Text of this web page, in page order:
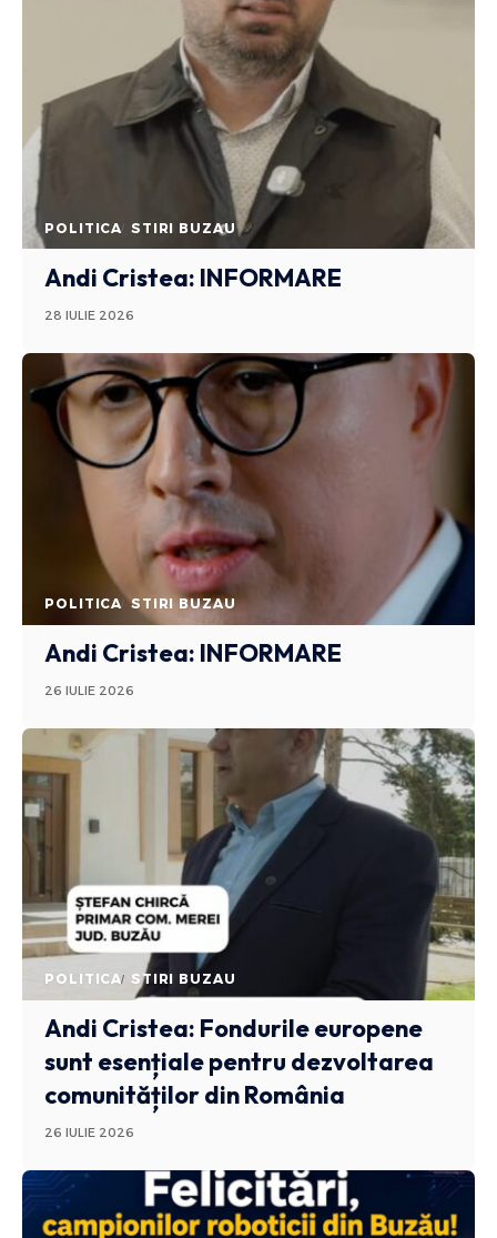
POLITICA STIRI BUZAU
Andi Cristea: INFORMARE
28 IULIE 2026
POLITICA STIRI BUZAU
Andi Cristea: INFORMARE
26 IULIE 2026
POLITICA STIRI BUZAU
Andi Cristea: Fondurile europene
sunt esențiale pentru dezvoltarea
comunităților din România
26 IULIE 2026